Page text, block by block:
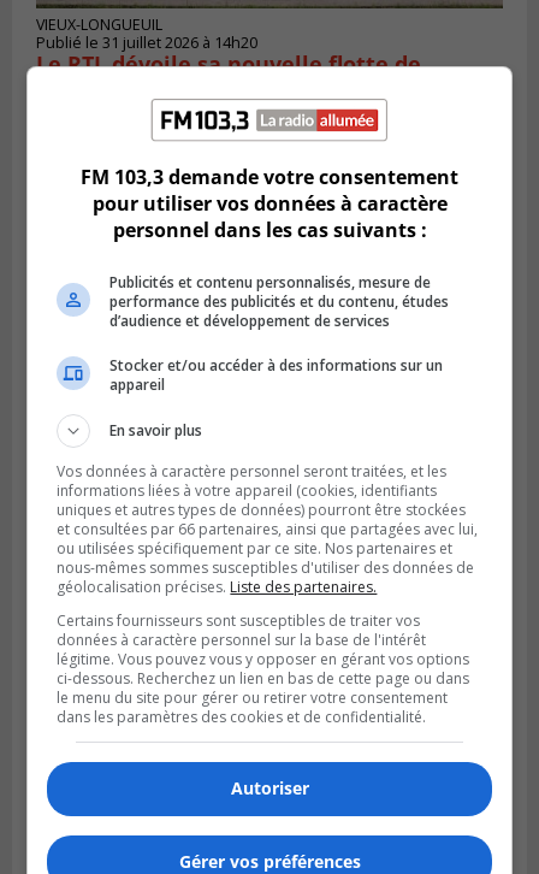
VIEUX-LONGUEUIL
Publié le 31 juillet 2026 à 14h20
Le RTL dévoile sa nouvelle flotte de
BROSSARD
Publié le 31 juillet 2026 à 12h00
Le transport à la demande du RTL prend
de l’expansion à Brossard
FM 103,3 demande votre consentement
pour utiliser vos données à caractère
personnel dans les cas suivants :
Publicités et contenu personnalisés, mesure de
performance des publicités et du contenu, études
d’audience et développement de services
Stocker et/ou accéder à des informations sur un
appareil
En savoir plus
Vos données à caractère personnel seront traitées, et les
informations liées à votre appareil (cookies, identifiants
uniques et autres types de données) pourront être stockées
et consultées par 66 partenaires, ainsi que partagées avec lui,
ou utilisées spécifiquement par ce site. Nos partenaires et
nous-mêmes sommes susceptibles d'utiliser des données de
géolocalisation précises. Liste des partenaires.
Certains fournisseurs sont susceptibles de traiter vos
données à caractère personnel sur la base de l'intérêt
légitime. Vous pouvez vous y opposer en gérant vos options
ci-dessous. Recherchez un lien en bas de cette page ou dans
le menu du site pour gérer ou retirer votre consentement
dans les paramètres des cookies et de confidentialité.
Autoriser
Gérer vos préférences